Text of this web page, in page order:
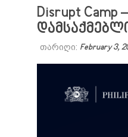
Disrupt
თარიღი: February 3,